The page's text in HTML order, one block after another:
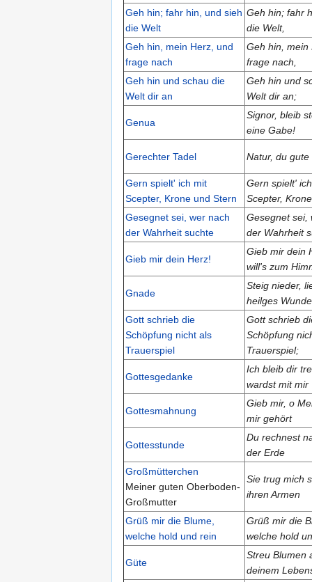
Geh hin; fahr hin, und sieh
die Welt
Geh hin; fahr
die Welt,
Geh hin, mein Herz, und
frage nach
Geh hin, mein
frage nach,
Geh hin und schau die
Welt dir an
Geh hin und
Welt dir an;
Genua
Signor, bleib
eine Gabe!
Gerechter Tadel Natur, du gute
Gern spielt' ich mit
Scepter, Krone und Stern
Gern spielt'
Scepter,
Gesegnet sei, wer nach
der Wahrheit suchte
Gesegnet sei,
der Wahrheit
Gieb mir dein Herz!
Gieb mir dein
will's zum
Gnade
Steig nieder,
heilges
Gott schrieb die
Schöpfung nicht als
Trauerspiel
Gott schrieb
Schöpfung
Trauerspiel;
Gottesgedanke
Ich bleib dir
wardst mit mir
Gottesmahnung
Gieb mir, o
mir gehört
Gottesstunde
Du rechnest
der Erde
Großmütterchen
Meiner guten Oberboden-
Großmutter
Sie trug mich
ihren Armen
Grüß mir die Blume,
welche hold und rein
Grüß mir die
welche hold
Güte
Streu Blumen
deinem